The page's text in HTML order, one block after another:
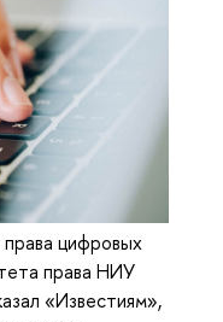
цифровых
права НИУ
«Известиям»,